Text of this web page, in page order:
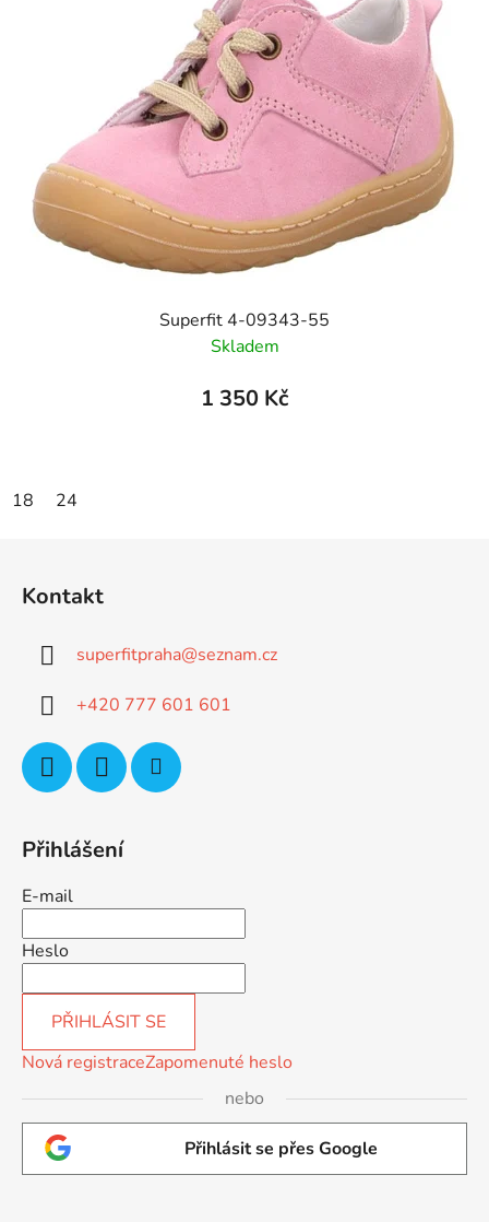
Superfit 4-09343-55
Skladem
1 350 Kč
18 24
Kontakt
superfitpraha@seznam.cz
+420 777 601 601
Přihlášení
E-mail
Heslo
PŘIHLÁSIT SE
Nová registraceZapomenuté heslo
nebo
Přihlásit se přes Google